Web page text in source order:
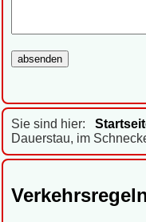
Sie sind hier:
Dauerstau, im